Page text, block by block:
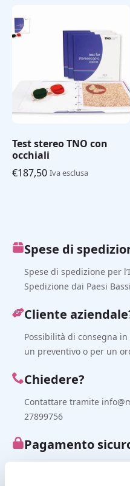
Test stereo TNO con
occhiali
€187,50 Iva esclusa
Spese di
Spese di spedizione per
Spedizione dai Paesi
Cliente
Possibilità di consegna
un preventivo o per un
Chiedere?
Contattare tramite
27899756
Pagamento